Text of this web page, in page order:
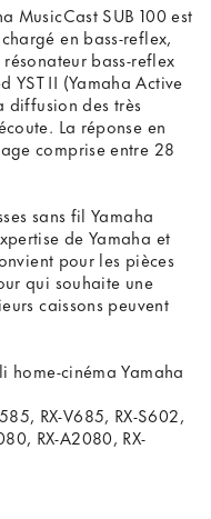
MusicCast SUB 100 est
en bass-reflex,
bass-reflex
YST II (Yamaha Active
diffusion des très
La réponse en
comprise entre 28
sans fil Yamaha
de Yamaha et
pour les pièces
qui souhaite une
caissons peuvent
home-cinéma Yamaha
RX-V685, RX-S602,
RX-A2080, RX-